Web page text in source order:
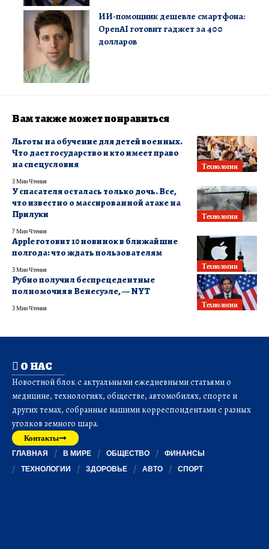
ИИ-помощник дешевле смартфона:
OpenAI готовит гаджет за 400
долларов
Вам также может понравиться
Технологии
Льготы на обучение для детей военных.
Что дает государство и кто имеет право
на спецусловия
3 Мин Чтения
Технологии
У спасателя осталась только дочь. Все,
что известно о массированной атаке на
Прилуки
7 Мин Чтения
Технологии
Apple готовит 10 новинок в ближайшие
полгода: что ждать пользователям
3 Мин Чтения
Технологии
Рубио получил беспрецедентные
полномочия в Венесуэле, — NYT
3 Мин Чтения
О НАС
Новостной блок с актуальными ежедневными статьями о
медицине, технологиях, обществе, автомобилях, спорте и
других темах, собранные нашими корреспондентами с разных
уголков земного шара.
Контакты
ГЛАВНАЯ В МИРЕ ОБЩЕСТВО
ФИНАНСЫ
ТЕХНОЛОГИИ
ЗДОРОВЬЕ АВТО СПОРТ